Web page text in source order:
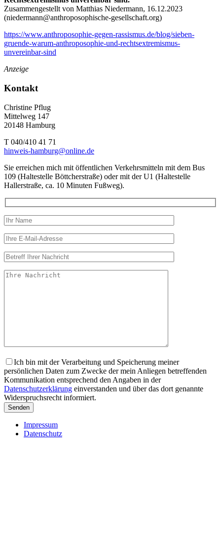
Zusammengestellt von Matthias Niedermann, 16.12.2023
(niedermann@anthroposophische-gesellschaft.org)
https://www.anthroposophie-gegen-rassismus.de/blog/sieben-
gruende-warum-anthroposophie-und-rechtsextremismus-
unvereinbar-sind
Anzeige
Kontakt
Christine Pflug
Mittelweg 147
20148 Hamburg
T 040/410 41 71
hinweis-hamburg@online.de
Sie erreichen mich mit öffentlichen Verkehrsmitteln mit dem Bus
109 (Haltestelle Böttcherstraße) oder mit der U1 (Haltestelle
Hallerstraße, ca. 10 Minuten Fußweg).
Ich bin mit der Verarbeitung und Speicherung meiner
persönlichen Daten zum Zwecke der mein Anliegen betreffenden
Kommunikation entsprechend den Angaben in der
Datenschutzerklärung einverstanden und über das dort genannte
Widerspruchsrecht informiert.
Impressum
Datenschutz